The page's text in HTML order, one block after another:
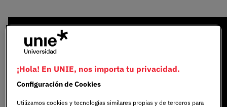
¡Hola! En UNIE, nos importa tu privacidad.
Configuración de Cookies
Utilizamos cookies y tecnologías similares propias y de terceros para